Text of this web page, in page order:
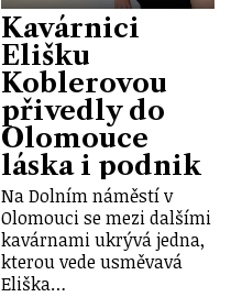
Kavárnici
Elišku
Koblerovou
přivedly do
Olomouce
láska i podnik
Na Dolním náměstí v
Olomouci se mezi dalšími
kavárnami ukrývá jedna,
kterou vede usměvavá
Eliška…